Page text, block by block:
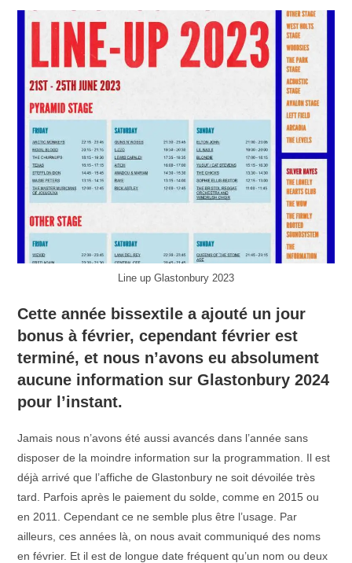
Line up Glastonbury 2023
Cette année bissextile a ajouté un jour
bonus à février, cependant février est
terminé, et nous n’avons eu absolument
aucune information sur Glastonbury 2024
pour l’instant.
Jamais nous n’avons été aussi avancés dans l’année sans
disposer de la moindre information sur la programmation. Il est
déjà arrivé que l’affiche de Glastonbury ne soit dévoilée très
tard. Parfois après le paiement du solde, comme en 2015 ou
en 2011. Cependant ce ne semble plus être l’usage. Par
ailleurs, ces années là, on nous avait communiqué des noms
en février. Et il est de longue date fréquent qu’un nom ou deux